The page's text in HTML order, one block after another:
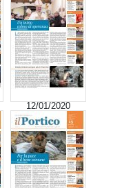
12/01/2020